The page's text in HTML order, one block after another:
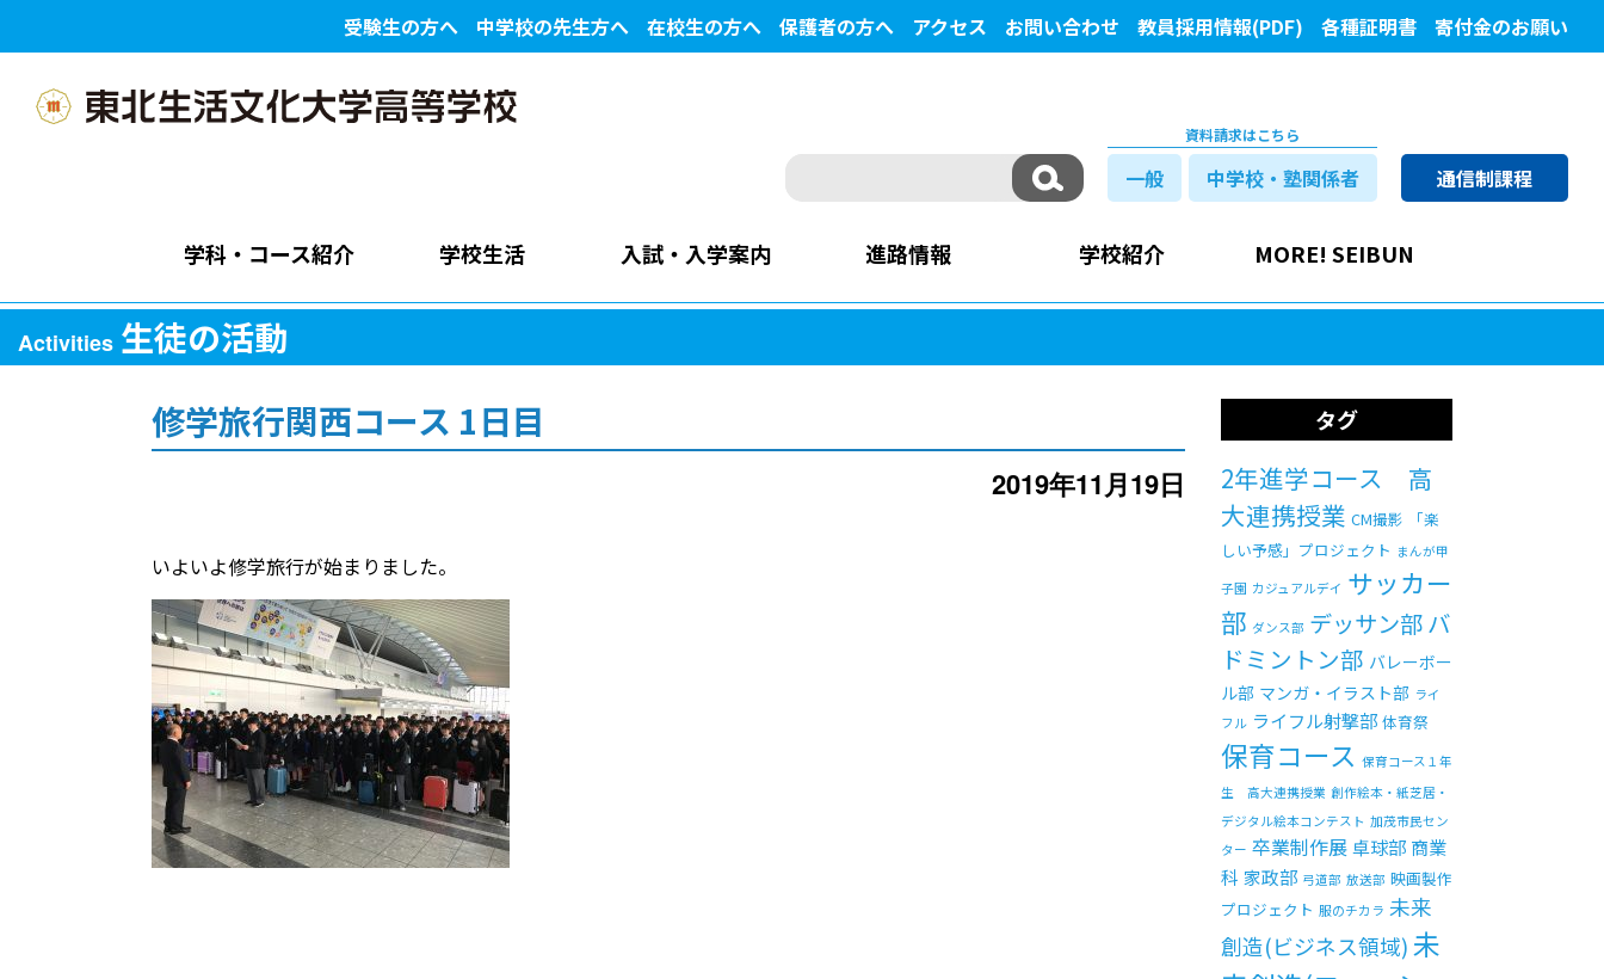
受験生の方へ 中学校の先生方へ 在校生の方へ 保護者の方へ アクセス お問い合わせ 教員採用情報(PDF) 各種証明書 寄付金のお願い
資料請求はこちら
一般 中学校・塾関係者 通信制課程
学科・コース紹介 学校生活 入試・入学案内 進路情報 学校紹介 MORE! SEIBUN
Activities 生徒の活動
修学旅行関西コース 1日目
2019年11月19日
いよいよ修学旅行が始まりました。
タグ
2年進学コース 高
大連携授業 CM撮影
「楽
しい予感」プロジェクト まんが甲
子園 カジュアルデイ サッカー
部 ダンス部 デッサン部バ
ドミントン部 バレーボー
ル部 マンガ・イラスト部 ライ
フル ライフル射撃部 体育祭
保育コース 保育コース１年
生 高大連携授業 創作絵本・紙芝居・
デジタル絵本コンテスト 加茂市民セン
ター 卒業制作展卓球部 商業
科 家政部 弓道部 放送部 映画製作
プロジェクト 服のチカラ 未来
創造(ビジネス領域) 未